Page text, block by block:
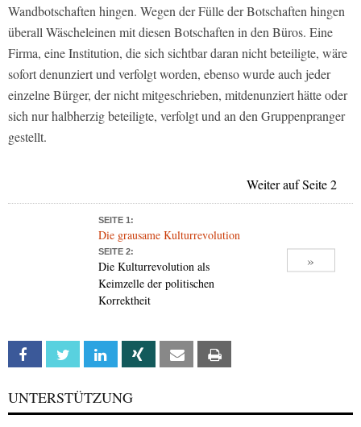
Wandbotschaften hingen. Wegen der Fülle der Botschaften hingen
überall Wäscheleinen mit diesen Botschaften in den Büros. Eine
Firma, eine Institution, die sich sichtbar daran nicht beteiligte, wäre
sofort denunziert und verfolgt worden, ebenso wurde auch jeder
einzelne Bürger, der nicht mitgeschrieben, mitdenunziert hätte oder
sich nur halbherzig beteiligte, verfolgt und an den Gruppenpranger
gestellt.
Weiter auf Seite 2
SEITE 1:
Die grausame Kulturrevolution
SEITE 2:
Die Kulturrevolution als
Keimzelle der politischen
Korrektheit
»
Facebook Twitter Linkedin Xing Email
UNTERSTÜTZUNG